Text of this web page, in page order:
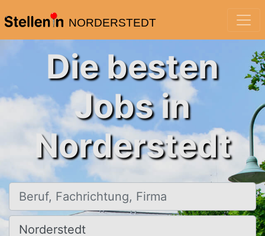
NORDERSTEDT
Die besten
Jobs in
Norderstedt
Beruf, Fachrichtung, Firma
Ort, Stadt